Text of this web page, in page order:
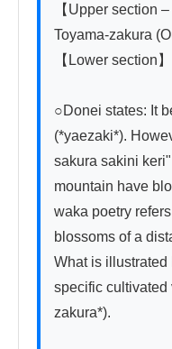
【Upper section
Toyama-zakura
【Lower section】
○Donei states: It
(*yaezaki*).
sakura sakini
mountain have
waka poetry
blossoms of a
What is illustrated
specific cultivated
zakura*).